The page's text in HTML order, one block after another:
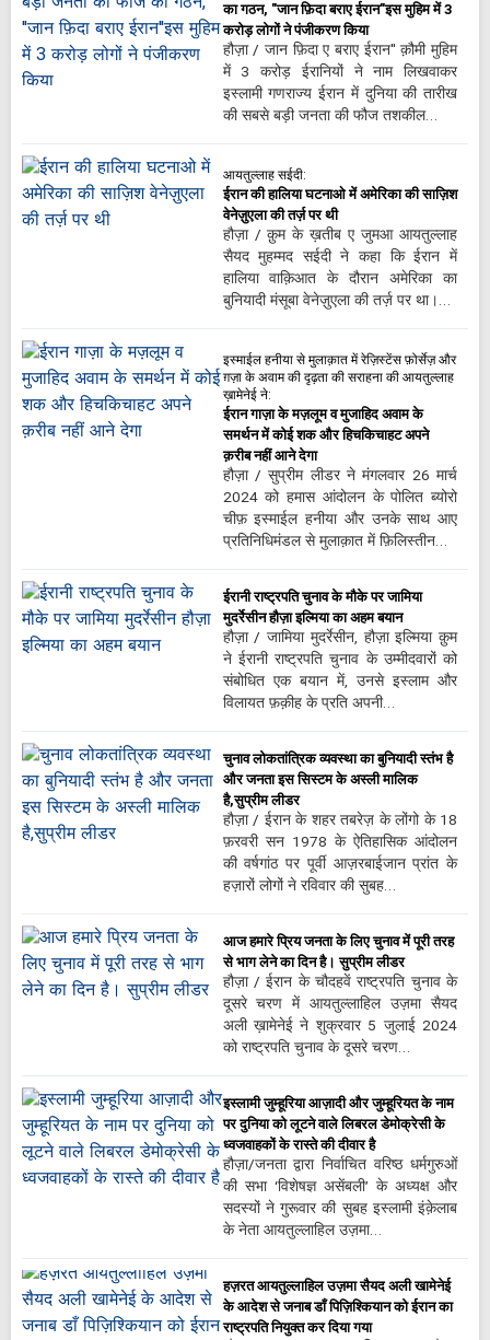
का गठन, "जान फ़िदा बराए ईरान"इस मुहिम में 3
करोड़ लोगों ने पंजीकरण किया
हौज़ा / जान फ़िदा ए बराए ईरान" क़ौमी मुहिम
में 3 करोड़ ईरानियों ने नाम लिखवाकर
इस्लामी गणराज्य ईरान में दुनिया की तारीख
की सबसे बड़ी जनता की फौज तशकील…
आयतुल्लाह सईदी:
ईरान की हालिया घटनाओ में अमेरिका की साज़िश
वेनेज़ुएला की तर्ज़ पर थी
हौज़ा / क़ुम के ख़तीब ए जुमआ आयतुल्लाह
सैयद मुहम्मद सईदी ने कहा कि ईरान में
हालिया वाक़िआत के दौरान अमेरिका का
बुनियादी मंसूबा वेनेज़ुएला की तर्ज़ पर था।…
इस्माईल हनीया से मुलाक़ात में रेज़िस्टेंस फ़ोर्सेज़ और
ग़ज़ा के अवाम की दृढ़ता की सराहना की आयतुल्लाह
ख़ामेनेई ने:
ईरान गाज़ा के मज़लूम व मुजाहिद अवाम के
समर्थन में कोई शक और हिचकिचाहट अपने
क़रीब नहीं आने देगा
हौज़ा / सुप्रीम लीडर ने मंगलवार 26 मार्च
2024 को हमास आंदोलन के पोलित ब्योरो
चीफ़ इस्माईल हनीया और उनके साथ आए
प्रतिनिधिमंडल से मुलाक़ात में फ़िलिस्तीन…
ईरानी राष्ट्रपति चुनाव के मौके पर जामिया
मुदर्रेसीन हौज़ा इल्मिया का अहम बयान
हौज़ा / जामिया मुदर्रेसीन, हौज़ा इल्मिया क़ुम
ने ईरानी राष्ट्रपति चुनाव के उम्मीदवारों को
संबोधित एक बयान में, उनसे इस्लाम और
विलायत फ़क़ीह के प्रति अपनी…
चुनाव लोकतांत्रिक व्यवस्था का बुनियादी स्तंभ है
और जनता इस सिस्टम के अस्ली मालिक
है,सुप्रीम लीडर
हौज़ा / ईरान के शहर तबरेज़ के लोंगो के 18
फ़रवरी सन 1978 के ऐतिहासिक आंदोलन
की वर्षगांठ पर पूर्वी आज़रबाईजान प्रांत के
हज़ारों लोगों ने रविवार की सुबह…
आज हमारे प्रिय जनता के लिए चुनाव में पूरी तरह
से भाग लेने का दिन है। सुप्रीम लीडर
हौज़ा / ईरान के चौदहवें राष्ट्रपति चुनाव के
दूसरे चरण में आयतुल्लाहिल उज़मा सैयद
अली ख़ामेनेई ने शुक्रवार 5 जुलाई 2024
को राष्ट्रपति चुनाव के दूसरे चरण…
इस्लामी जुम्हूरिया आज़ादी और जुम्हूरियत के नाम
पर दुनिया को लूटने वाले लिबरल डेमोक्रेसी के
ध्वजवाहकों के रास्ते की दीवार है
हौज़ा/जनता द्वारा निर्वाचित वरिष्ठ धर्मगुरुओं
की सभा ‘विशेषज्ञ असेंबली’ के अध्यक्ष और
सदस्यों ने गुरूवार की सुबह इस्लामी इंक़ेलाब
के नेता आयतुल्लाहिल उज़मा…
हज़रत आयतुल्लाहिल उज़मा सैयद अली खामेनेई
के आदेश से जनाब डाँ पिज़िश्कियान को ईरान का
राष्ट्रपति नियुक्त कर दिया गया